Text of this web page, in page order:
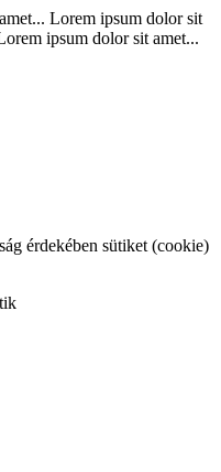
Lorem ipsum dolor sit
ipsum dolor sit amet...
érdekében sütiket (cookie)